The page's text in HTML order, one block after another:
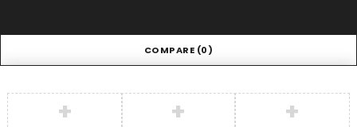
COMPARE (0)